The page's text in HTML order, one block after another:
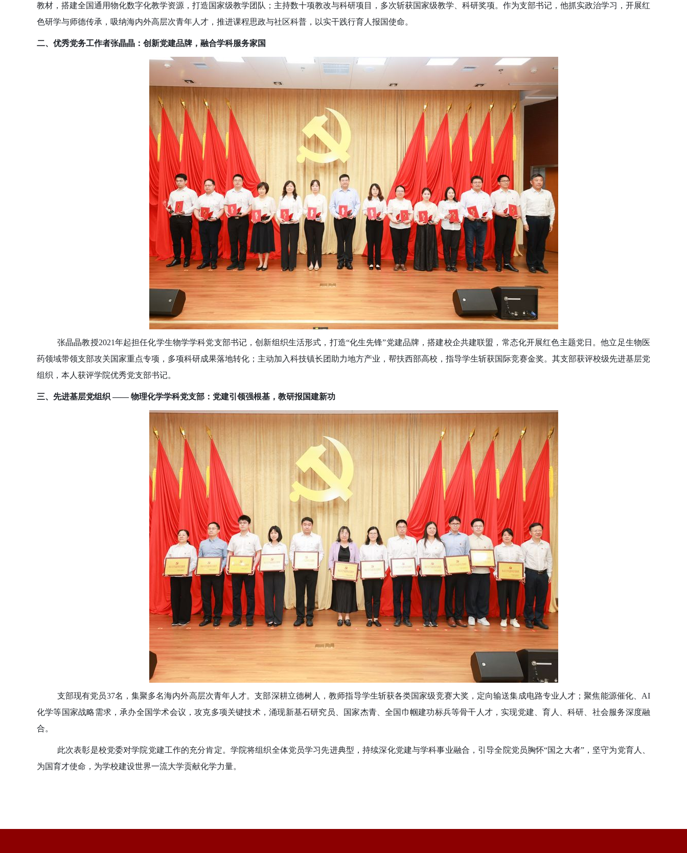
教材，搭建全国通用物化数字化教学资源，打造国家级教学团队；主持数十项教改与科研项目，多次斩获国家级教学、科研奖项。作为支部书记，他抓实政治学习，开展红
色研学与师德传承，吸纳海内外高层次青年人才，推进课程思政与社区科普，以实干践行育人报国使命。
二、优秀党务工作者张晶晶：创新党建品牌，融合学科服务家国
张晶晶教授2021年起担任化学生物学学科党支部书记，创新组织生活形式，打造“化生先锋”党建品牌，搭建校企共建联盟，常态化开展红色主题党日。他立足生物医
药领域带领支部攻关国家重点专项，多项科研成果落地转化；主动加入科技镇长团助力地方产业，帮扶西部高校，指导学生斩获国际竞赛金奖。其支部获评校级先进基层党
组织，本人获评学院优秀党支部书记。
三、先进基层党组织 —— 物理化学学科党支部：党建引领强根基，教研报国建新功
支部现有党员37名，集聚多名海内外高层次青年人才。支部深耕立德树人，教师指导学生斩获各类国家级竞赛大奖，定向输送集成电路专业人才；聚焦能源催化、AI
化学等国家战略需求，承办全国学术会议，攻克多项关键技术，涌现新基石研究员、国家杰青、全国巾帼建功标兵等骨干人才，实现党建、育人、科研、社会服务深度融
合。
此次表彰是校党委对学院党建工作的充分肯定。学院将组织全体党员学习先进典型，持续深化党建与学科事业融合，引导全院党员胸怀“国之大者”，坚守为党育人、
为国育才使命，为学校建设世界一流大学贡献化学力量。